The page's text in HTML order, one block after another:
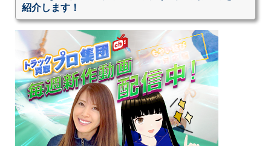
紹介します！